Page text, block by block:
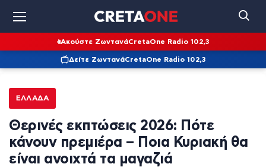
Ακούστε ΖωντανάCretaOne Radio 102,3
Δείτε ΖωντανάCretaOne Radio 102,3
ΕΛΛΆΔΑ
Θερινές εκπτώσεις 2026: Πότε
κάνουν πρεμιέρα – Ποια Κυριακή θα
είναι ανοιχτά τα μαγαζιά